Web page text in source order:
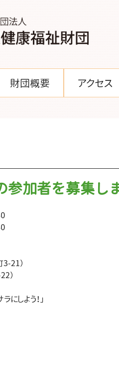
財団概要 アクセス
参加者を募集し
21）
）
しよう！」